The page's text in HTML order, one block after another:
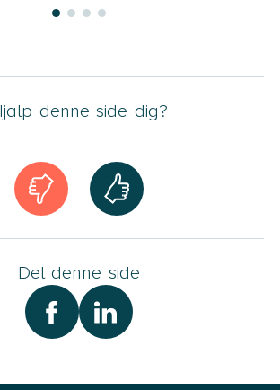
denne side dig?
Del denne side